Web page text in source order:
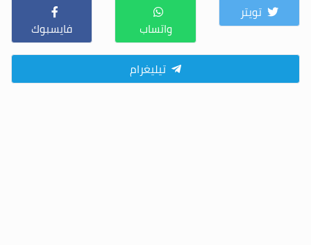
تويتر
واتساب
فايسبوك
تيليغرام